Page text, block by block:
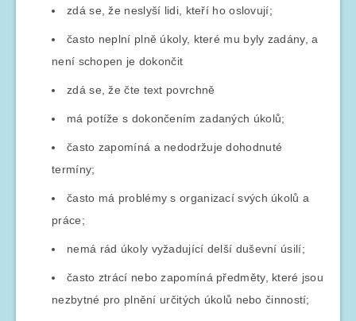
zdá se, že neslyší lidi, kteří ho oslovují;
často neplní plně úkoly, které mu byly zadány, a
není schopen je dokončit
zdá se, že čte text povrchně
má potíže s dokončením zadaných úkolů;
často zapomíná a nedodržuje dohodnuté
termíny;
často má problémy s organizací svých úkolů a
práce;
nemá rád úkoly vyžadující delší duševní úsilí;
často ztrácí nebo zapomíná předměty, které jsou
nezbytné pro plnění určitých úkolů nebo činností;